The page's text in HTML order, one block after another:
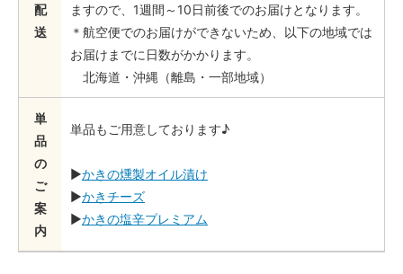
配
送
ますので、1週間～10日前後でのお届けとなります。
＊航空便でのお届けができないため、以下の地域では
お届けまでに日数がかかります。
北海道・沖縄（離島・一部地域）
単
品
の
ご
案
内
単品もご用意しております♪
▶かきの燻製オイル漬け
▶かきチーズ
▶かきの塩辛プレミアム